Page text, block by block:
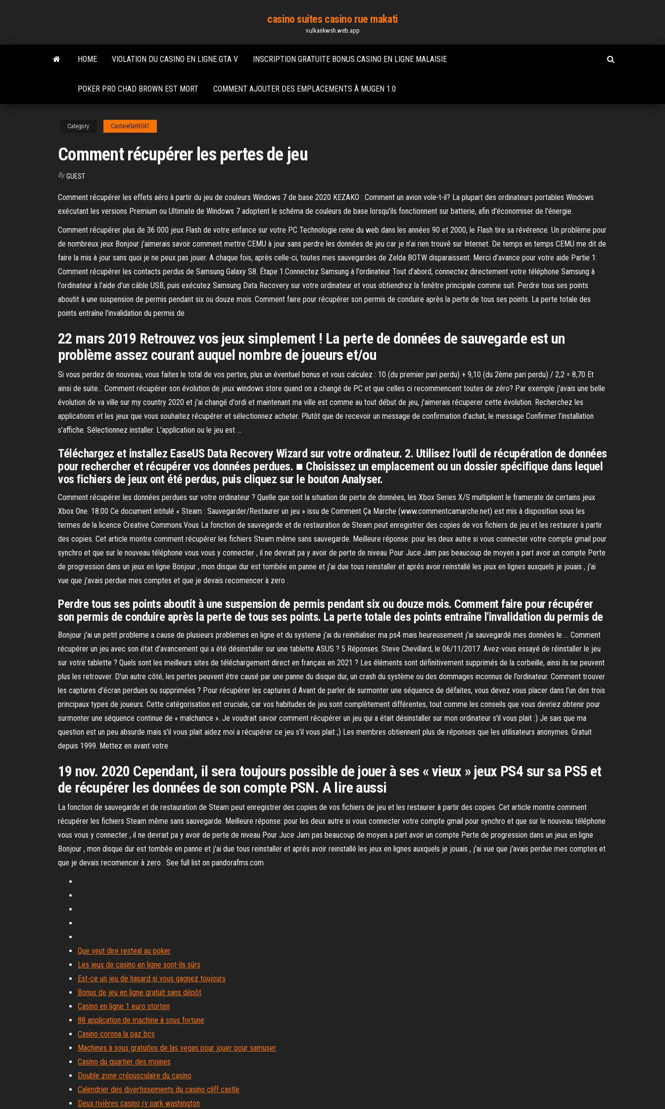
content
casino suites casino rue makati
vulkankwsh.web.app
HOME VIOLATION DU CASINO EN LIGNE GTA V INSCRIPTION GRATUITE BONUS CASINO EN LIGNE MALAISIE
POKER PRO CHAD BROWN EST MORT COMMENT AJOUTER DES EMPLACEMENTS À MUGEN 1.0
Category Cantarella69047
Comment récupérer les pertes de jeu
By GUEST
Comment récupérer les effets aéro à partir du jeu de couleurs Windows 7 de base 2020 KEZAKO : Comment un avion vole-t-il? La plupart des ordinateurs portables Windows
exécutant les versions Premium ou Ultimate de Windows 7 adoptent le schéma de couleurs de base lorsqu'ils fonctionnent sur batterie, afin d'économiser de l'énergie.
Comment récupérer plus de 36 000 jeux Flash de votre enfance sur votre PC Technologie reine du web dans les années 90 et 2000, le Flash tire sa révérence. Un problème pour
de nombreux jeux Bonjour j’aimerais savoir comment mettre CEMU à jour sans perdre les données de jeu car je n’ai rien trouvé sur Internet. De temps en temps CEMU me dit de
faire la mis à jour sans quoi je ne peux pas jouer. A chaque fois, après celle-ci, toutes mes sauvegardes de Zelda BOTW disparaissent. Merci d’avance pour votre aide Partie 1:
Comment récupérer les contacts perdus de Samsung Galaxy S8. Étape 1.Connectez Samsung à l'ordinateur Tout d'abord, connectez directement votre téléphone Samsung à
l'ordinateur à l'aide d'un câble USB, puis exécutez Samsung Data Recovery sur votre ordinateur et vous obtiendrez la fenêtre principale comme suit. Perdre tous ses points
aboutit à une suspension de permis pendant six ou douze mois. Comment faire pour récupérer son permis de conduire après la perte de tous ses points. La perte totale des
points entraîne l'invalidation du permis de
22 mars 2019 Retrouvez vos jeux simplement ! La perte de données de sauvegarde est un
problème assez courant auquel nombre de joueurs et/ou
Si vous perdez de nouveau, vous faites le total de vos pertes, plus un éventuel bonus et vous calculez : 10 (du premier pari perdu) + 9,10 (du 2ème pari perdu) / 2,2 = 8,70 Et
ainsi de suite… Comment récupérer son évolution de jeux windows store quand on a changé de PC et que celles ci recommencent toutes de zéro? Par exemple j'avais une belle
évolution de va ville sur my country 2020 et j'ai changé d'ordi et maintenant ma ville est comme au tout début de jeu, j'aimerais récuperer cette évolution. Recherchez les
applications et les jeux que vous souhaitez récupérer et sélectionnez acheter. Plutôt que de recevoir un message de confirmation d’achat, le message Confirmer l’installation
s’affiche. Sélectionnez installer. L’application ou le jeu est …
Téléchargez et installez EaseUS Data Recovery Wizard sur votre ordinateur. 2. Utilisez l'outil de récupération de données
pour rechercher et récupérer vos données perdues. ■ Choisissez un emplacement ou un dossier spécifique dans lequel
vos fichiers de jeux ont été perdus, puis cliquez sur le bouton Analyser.
Comment récupérer les données perdues sur votre ordinateur ? Quelle que soit la situation de perte de données, les Xbox Series X/S multiplient le framerate de certains jeux
Xbox One. 18:00 Ce document intitulé « Steam : Sauvegarder/Restaurer un jeu » issu de Comment Ça Marche (www.commentcamarche.net) est mis à disposition sous les
termes de la licence Creative Commons.Vous La fonction de sauvegarde et de restauration de Steam peut enregistrer des copies de vos fichiers de jeu et les restaurer à partir
des copies. Cet article montre comment récupérer les fichiers Steam même sans sauvegarde. Meilleure réponse: pour les deux autre si vous connecter votre compte gmail pour
synchro et que sur le nouveau téléphone vous vous y connecter , il ne devrait pa y avoir de perte de niveau Pour Juce Jam pas beaucoup de moyen a part avoir un compte Perte
de progression dans un jeux en ligne Bonjour , mon disque dur est tombée en panne et j'ai due tous reinstaller et aprés avoir reinstallé les jeux en lignes auxquels je jouais , j'ai
vue que j'avais perdue mes comptes et que je devais recomencer à zero .
Perdre tous ses points aboutit à une suspension de permis pendant six ou douze mois. Comment faire pour récupérer
son permis de conduire après la perte de tous ses points. La perte totale des points entraîne l'invalidation du permis de
Bonjour j'ai un petit probleme a cause de plusieurs problemes en ligne et du systeme j'ai du reinitialiser ma ps4 mais heureusement j'ai sauvegardé mes données le … Comment
récupérer un jeu avec son état d'avancement qui a été désinstaller sur une tablette ASUS ? 5 Réponses. Steve Chevillard, le 06/11/2017. Avez-vous essayé de réinstaller le jeu
sur votre tablette ? Quels sont les meilleurs sites de téléchargement direct en français en 2021 ? Les éléments sont définitivement supprimés de la corbeille, ainsi ils ne peuvent
plus les retrouver. D'un autre côté, les pertes peuvent être causé par une panne du disque dur, un crash du système ou des dommages inconnus de l’ordinateur. Comment trouver
les captures d’écran perdues ou supprimées ? Pour récupérer les captures d Avant de parler de surmonter une séquence de défaites, vous devez vous placer dans l’un des trois
principaux types de joueurs. Cette catégorisation est cruciale, car vos habitudes de jeu sont complètement différentes, tout comme les conseils que vous devriez obtenir pour
surmonter une séquence continue de « malchance ». Je voudrait savoir comment récupérer un jeu qui a était désinstaller sur mon ordinateur s'il vous plait :) Je sais que ma
question est un peu absurde mais s'il vous plait aidez moi a récupérer ce jeu s'il vous plait ;) Les membres obtiennent plus de réponses que les utilisateurs anonymes. Gratuit
depuis 1999. Mettez en avant votre
19 nov. 2020 Cependant, il sera toujours possible de jouer à ses « vieux » jeux PS4 sur sa PS5 et
de récupérer les données de son compte PSN. A lire aussi
La fonction de sauvegarde et de restauration de Steam peut enregistrer des copies de vos fichiers de jeu et les restaurer à partir des copies. Cet article montre comment
récupérer les fichiers Steam même sans sauvegarde. Meilleure réponse: pour les deux autre si vous connecter votre compte gmail pour synchro et que sur le nouveau téléphone
vous vous y connecter , il ne devrait pa y avoir de perte de niveau Pour Juce Jam pas beaucoup de moyen a part avoir un compte Perte de progression dans un jeux en ligne
Bonjour , mon disque dur est tombée en panne et j'ai due tous reinstaller et aprés avoir reinstallé les jeux en lignes auxquels je jouais , j'ai vue que j'avais perdue mes comptes et
que je devais recomencer à zero . See full list on pandorafms.com
Que veut dire resteal au poker
Les jeux de casino en ligne sont-ils sûrs
Est-ce un jeu de hasard si vous gagnez toujours
Bonus de jeu en ligne gratuit sans dépôt
Casino en ligne 1 euro storten
88 application de machine à sous fortune
Casino corona la paz bcs
Machines à sous gratuites de las vegas pour jouer pour samuser
Casino du quartier des moines
Double zone crépusculaire du casino
Calendrier des divertissements du casino cliff castle
Deux rivières casino rv park washington